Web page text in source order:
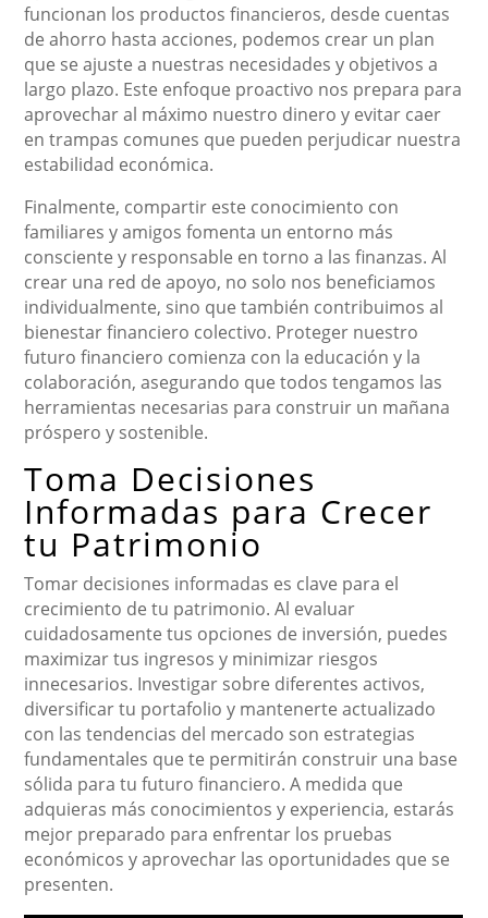
funcionan los productos financieros, desde cuentas
de ahorro hasta acciones, podemos crear un plan
que se ajuste a nuestras necesidades y objetivos a
largo plazo. Este enfoque proactivo nos prepara para
aprovechar al máximo nuestro dinero y evitar caer
en trampas comunes que pueden perjudicar nuestra
estabilidad económica.
Finalmente, compartir este conocimiento con
familiares y amigos fomenta un entorno más
consciente y responsable en torno a las finanzas. Al
crear una red de apoyo, no solo nos beneficiamos
individualmente, sino que también contribuimos al
bienestar financiero colectivo. Proteger nuestro
futuro financiero comienza con la educación y la
colaboración, asegurando que todos tengamos las
herramientas necesarias para construir un mañana
próspero y sostenible.
Toma Decisiones
Informadas para Crecer
tu Patrimonio
Tomar decisiones informadas es clave para el
crecimiento de tu patrimonio. Al evaluar
cuidadosamente tus opciones de inversión, puedes
maximizar tus ingresos y minimizar riesgos
innecesarios. Investigar sobre diferentes activos,
diversificar tu portafolio y mantenerte actualizado
con las tendencias del mercado son estrategias
fundamentales que te permitirán construir una base
sólida para tu futuro financiero. A medida que
adquieras más conocimientos y experiencia, estarás
mejor preparado para enfrentar los pruebas
económicos y aprovechar las oportunidades que se
presenten.